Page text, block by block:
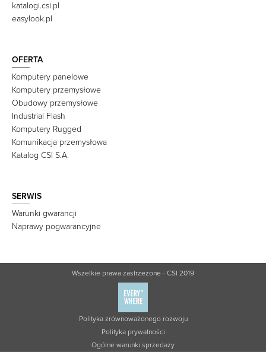
katalogi.csi.pl
easylook.pl
OFERTA
Komputery panelowe
Komputery przemysłowe
Obudowy przemysłowe
Industrial Flash
Komputery Rugged
Komunikacja przemysłowa
Katalog CSI S.A.
SERWIS
Warunki gwarancji
Naprawy pogwarancyjne
Wszelkie prawa zastrzeżone - CSI 2019
Polityka zrównoważonego rozwoju
Polityka prywatności
Ogólne warunki sprzedaży